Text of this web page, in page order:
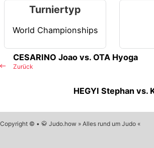
Turniertyp
World Championships
Zurück
CESARINO Joao vs. OTA Hyoga
HEGYI Stephan vs.
Copyright © • 🥋 Judo.how » Alles rund um Judo «